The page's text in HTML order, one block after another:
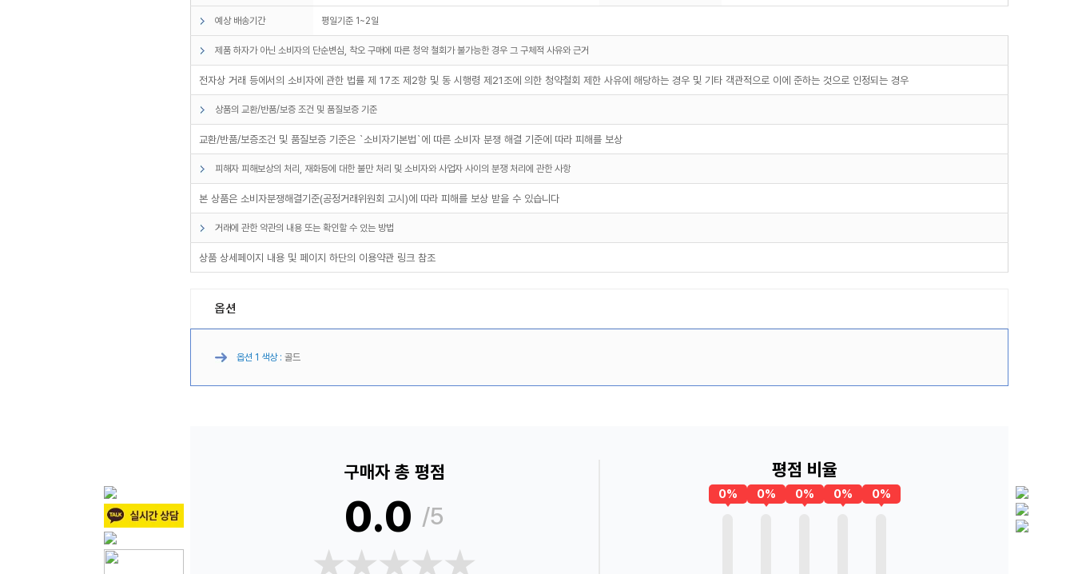
예상 배송기간 평일기준 1~2일
제품 하자가 아닌 소비자의 단순변심, 착오 구매에 따른 청약 철회가 불가능한 경우 그 구체적 사유와 근거
전자상 거래 등에서의 소비자에 관한 법률 제 17조 제2항 및 동 시행령 제21조에 의한 청약철회 제한 사유에 해당하는 경우 및 기타 객관적으로 이에 준하는 것으로 인정되는 경우
상품의 교환/반품/보증 조건 및 품질보증 기준
교환/반품/보증조건 및 품질보증 기준은 `소비자기본법`에 따른 소비자 분쟁 해결 기준에 따라 피해를 보상
피해자 피해보상의 처리, 재화등에 대한 불만 처리 및 소비자와 사업자 사이의 분쟁 처리에 관한 사항
본 상품은 소비자분쟁해결기준(공정거래위원회 고시)에 따라 피해를 보상 받을 수 있습니다
거래에 관한 약관의 내용 또는 확인할 수 있는 방법
상품 상세페이지 내용 및 페이지 하단의 이용약관 링크 참조
옵션
옵션 1 색상 : 골드
구매자 총 평점
0.0 /5
★★★★★
★★★★★
평점 비율
0% 0% 0% 0% 0%